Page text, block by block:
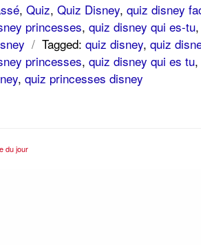
, Quiz, Quiz Disney, quiz disney
princesses, quiz disney qui es-tu
/ Tagged: quiz disney, quiz
princesses, quiz disney qui es tu,
, quiz princesses disney
du jour